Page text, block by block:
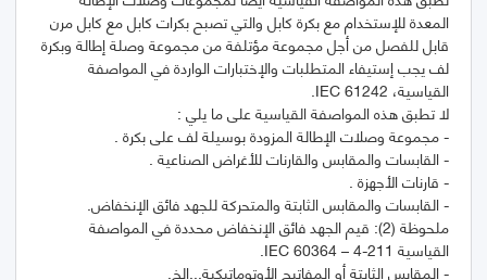
المعدة للإستخدام مع بكرة كابل والتي تصبح بكرات كابل مع كابل مرن
قابل للفصل من أجل مجموعة مؤتلفة من مجموعة وصلة إطالة وبكرة
لف يجب إستيفاء المتطلبات والإختبارات الواردة في المواصفة
ملحوظة (2): قيم الجهد فائق الإنخفاض محددة في المواصفة